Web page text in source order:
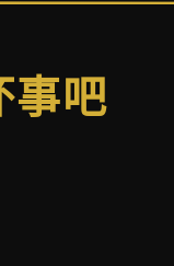
事吧